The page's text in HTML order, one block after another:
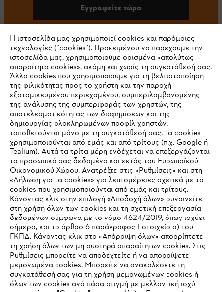
Εγγραφείτε τώρα
#STIHL
Εταιρεία
STIHL Συχνές ερωτήσεις
Service
Πολιτική απορρήτου Νομικό κείμενο Cookies
IHR BROWSER WIRD NICHT
UNTERSTÜTZT
Sie nutzen einen Browser, den wir noch nicht unterstützen. Für
eine optimale Nutzung unserer Seite empfehlen wir Ihnen, zu
Η ιστοσελίδα μας χρησιμοποιεί cookies και παρόμοιες
τεχνολογίες (“cookies”). Προκειμένου να παρέχουμε την
ιστοσελίδα μας, χρησιμοποιούμε ορισμένα «απολύτως
απαραίτητα cookies», ακόμη και χωρίς τη συγκατάθεσή σας.
Άλλα cookies που χρησιμοποιούμε για τη βελτιστοποίηση
της φιλικότητας προς το χρήστη και την παροχή
εξατομικευμένου περιεχομένου, συμπεριλαμβανομένης
της ανάλυσης της συμπεριφοράς των χρηστών, της
αποτελεσματικότητας των διαφημίσεων και της
δημιουργίας ολοκληρωμένων προφίλ χρηστών,
τοποθετούνται μόνο με τη συγκατάθεσή σας. Τα cookies
χρησιμοποιούνται από εμάς και από τρίτους (π.χ. Google ή
Tealium). Αυτά τα τρίτα μέρη ενδέχεται να επεξεργάζονται
τα προσωπικά σας δεδομένα και εκτός του Ευρωπαϊκού
Οικονομικού Χώρου. Ανατρέξτε στις «Ρυθμίσεις» και στη
«Δήλωση για τα cookies» για λεπτομέρειες σχετικά με τα
cookies που χρησιμοποιούνται από εμάς και τρίτους.
Κάνοντας κλικ στην επιλογή «Αποδοχή όλων» συναινείτε
στη χρήση όλων των cookies και τη σχετική επεξεργασία
δεδομένων σύμφωνα με το νόμο 4624/2019, όπως ισχύει
σήμερα, και το άρθρο 6 παράγραφος 1 στοιχείο α) του
ΓΚΠΔ. Κάνοντας κλικ στο «Απόρριψη όλων» απορρίπτετε
τη χρήση όλων των μη αυστηρά απαραίτητων cookies. Στις
Ρυθμίσεις μπορείτε να αποδεχτείτε ή να απορρίψετε
μεμονωμένα cookies. Μπορείτε να ανακαλέσετε τη
συγκατάθεσή σας για τη χρήση μεμονωμένων cookies ή
όλων των cookies ανά πάσα στιγμή με μελλοντική ισχύ